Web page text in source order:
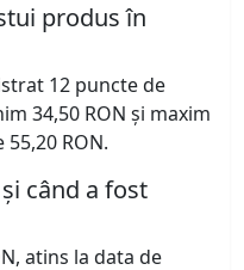
produs în
12 puncte de
34,50 RON și maxim
RON.
când a fost
atins la data de